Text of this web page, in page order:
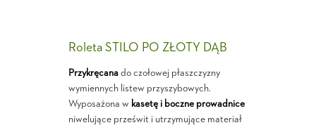
Roleta STILO PO ZŁOTY DĄB
Przykręcanado czołowej płaszczyzny
wymiennych listew przyszybowych.
Wyposażona w kasetę i boczne prowadnice
niwelujące prześwit i utrzymujące materiał